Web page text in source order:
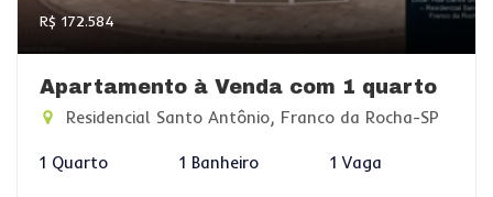
R$ 172.584
Apartamento à Venda com 1 quarto
Residencial Santo Antônio, Franco da Rocha-SP
1 Quarto 1 Banheiro 1 Vaga